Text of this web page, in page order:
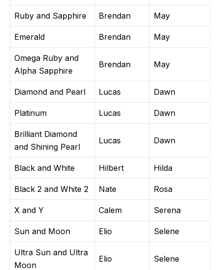
Ruby and Sapphire Brendan May
Emerald Brendan May
Omega Ruby and
Alpha Sapphire
Brendan May
Diamond and Pearl Lucas Dawn
Platinum Lucas Dawn
Brilliant Diamond
and Shining Pearl
Lucas Dawn
Black and White Hilbert Hilda
Black 2 and White 2 Nate Rosa
X and Y Calem Serena
Sun and Moon Elio Selene
Ultra Sun and Ultra
Moon
Elio Selene